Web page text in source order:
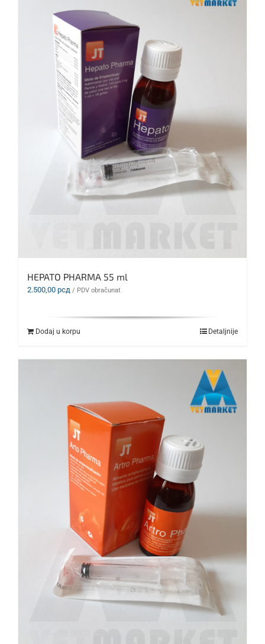
HEPATO PHARMA 55 ml
2.500,00 рсд / PDV obračunat
Dodaj u korpu Detaljnije